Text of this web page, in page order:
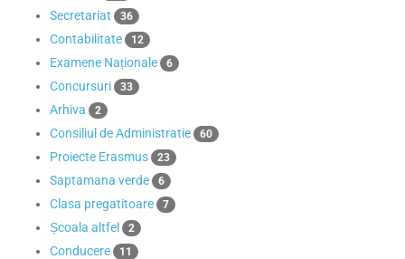
Secretariat 36
Contabilitate 12
Examene Naționale 6
Concursuri 33
Arhiva 2
Consiliul de Administratie 60
Proiecte Erasmus 23
Saptamana verde 6
Clasa pregatitoare 7
Școala altfel 2
Conducere 11